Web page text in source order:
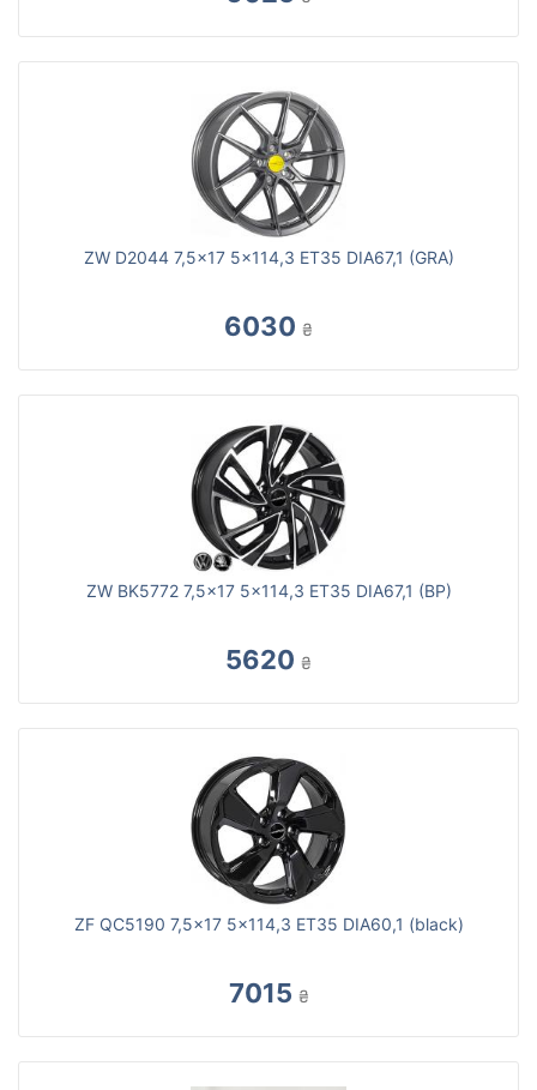
ZW D2044 7,5x17 5x114,3 ET35 DIA67,1 (GRA)
6030 ₴
ZW BK5772 7,5x17 5x114,3 ET35 DIA67,1 (BP)
5620 ₴
ZF QC5190 7,5x17 5x114,3 ET35 DIA60,1 (black)
7015 ₴